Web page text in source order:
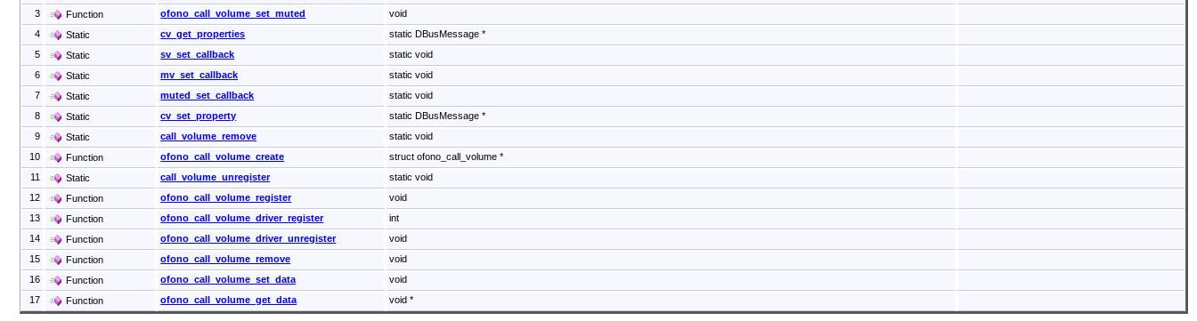
3
Function ofono_call_volume_set_muted
void
4
Static cv_get_properties
static DBusMessage *
5
Static sv_set_callback
static void
6
Static mv_set_callback
static void
7
Static muted_set_callback
static void
8
Static cv_set_property
static DBusMessage *
9
Static call_volume_remove
static void
10
Function ofono_call_volume_create
struct ofono_call_volume *
11
Static call_volume_unregister
static void
12
Function ofono_call_volume_register
void
13
Function ofono_call_volume_driver_register
int
14
Function ofono_call_volume_driver_unregister
void
15
Function ofono_call_volume_remove
void
16
Function ofono_call_volume_set_data
void
17
Function ofono_call_volume_get_data void *